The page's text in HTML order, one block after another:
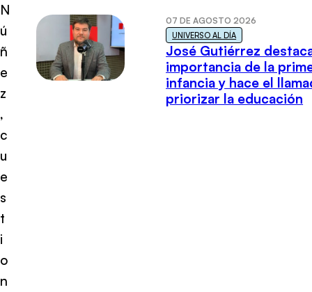
N
ú
ñ
e
z
,
c
u
e
s
t
i
o
n
07 DE AGOSTO 2026
UNIVERSO AL DÍA
José Gutiérrez
importancia de la
infancia y hace el
priorizar la educación